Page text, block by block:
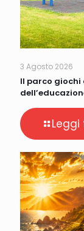
3 Agosto 2026
Il parco giochi